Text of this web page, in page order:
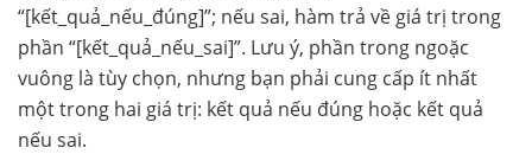
“[kết_quả_nếu_đúng]”; nếu sai, hàm trả về giá trị trong
phần “[kết_quả_nếu_sai]”. Lưu ý, phần trong ngoặc
vuông là tùy chọn, nhưng bạn phải cung cấp ít nhất
một trong hai giá trị: kết quả nếu đúng hoặc kết quả
nếu sai.